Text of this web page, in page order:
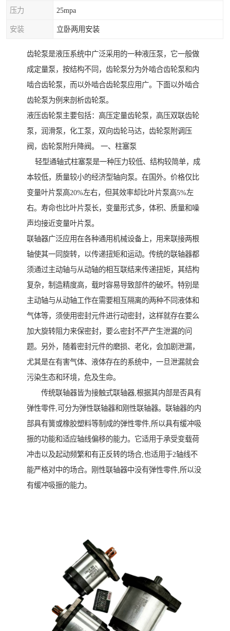
压力 25mpa
安装 立卧两用安装
齿轮泵是液压系统中广泛采用的一种液压泵，它一般做
成定量泵，按结构不同，齿轮泵分为外啮合齿轮泵和内
啮合齿轮泵，而以外啮合齿轮泵应用广。下面以外啮合
齿轮泵为例来剖析齿轮泵。
液压齿轮泵主要包括：高压定量齿轮泵，高压双联齿轮
泵，润滑泵，化工泵，双向齿轮马达，齿轮泵附调压
阀，齿轮泵附升降阀。 一、柱塞泵
轻型通轴式柱塞泵是一种压力较低、结构较简单，成
本较低，质量较小的经济型轴向泵。在国外。价格仅比
变量叶片泵高20%左右，但其效率却比叶片泵高5%左
右。寿命也比叶片泵长，变量形式多，体积、质量和噪
声均接近变量叶片泵。
联轴器广泛应用在各种通用机械设备上，用来联接两根
轴使其一同旋转，以传递扭矩和运动。传统的联轴器都
须通过主动轴与从动轴的相互联结来传递扭矩，其结构
复杂，制造精度高，载时容易导致部件的破坏。特别是
主动轴与从动轴工作在需要相互隔离的两种不同液体和
气体等，须使用密封元件进行动密封，这样就存在要么
加大旋转阻力来保密封，要么密封不严产生泄漏的问
题。另外，随着密封元件的磨损、老化，会加剧泄漏，
尤其是在有害气体、液体存在的系统中，一旦泄漏就会
污染生态和环境，危及生命。
传统联轴器皆为接触式联轴器,根据其内部是否具有
弹性零件,可分为弹性联轴器和刚性联轴器。联轴器的内
部具有簧或橡胶塑料等制成的弹性零件,所以具有缓冲吸
振的功能和适应轴线偏移的能力。它适用于承受变载荷
冲击以及起动频繁和有正反转的场合,也适用于2轴线不
能严格对中的场合。刚性联轴器中没有弹性零件,所以没
有缓冲吸振的能力。